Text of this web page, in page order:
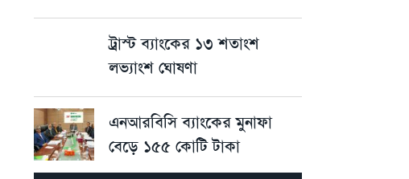
ট্রাস্ট ব্যাংকের ১৩ শতাংশ
লভ্যাংশ ঘোষণা
এনআরবিসি ব্যাংকের মুনাফা
বেড়ে ১৫৫ কোটি টাকা